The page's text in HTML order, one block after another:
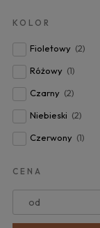
KOLOR
Fioletowy (2)
Różowy (1)
Czarny (2)
Niebieski (2)
Czerwony (1)
CENA
od